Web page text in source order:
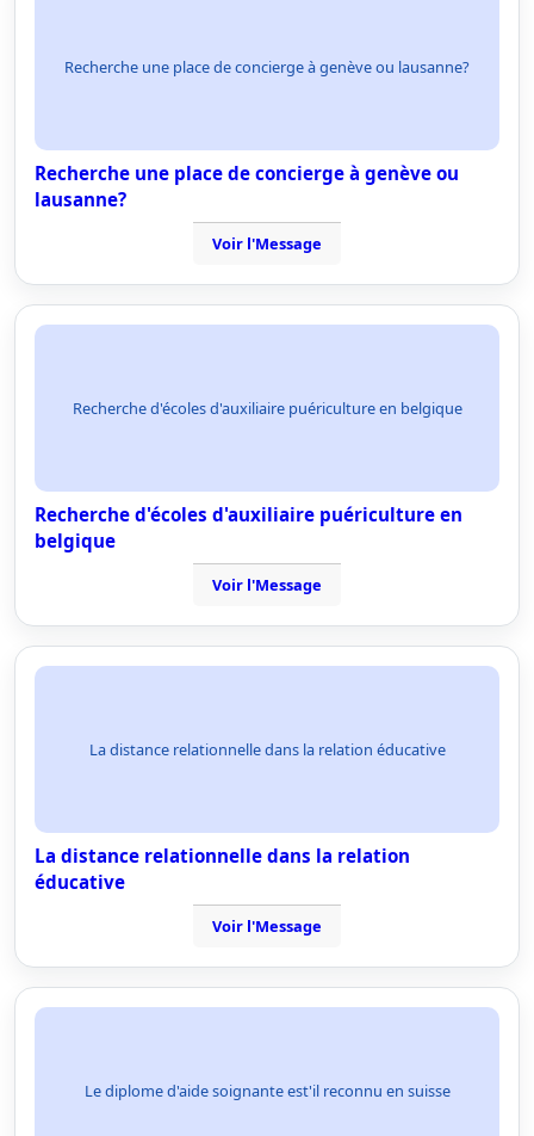
Recherche une place de concierge à genève ou lausanne?
Recherche une place de concierge à genève ou
lausanne?
Voir l'Message
Recherche d'écoles d'auxiliaire puériculture en belgique
Recherche d'écoles d'auxiliaire puériculture en
belgique
Voir l'Message
La distance relationnelle dans la relation éducative
La distance relationnelle dans la relation
éducative
Voir l'Message
Le diplome d'aide soignante est'il reconnu en suisse